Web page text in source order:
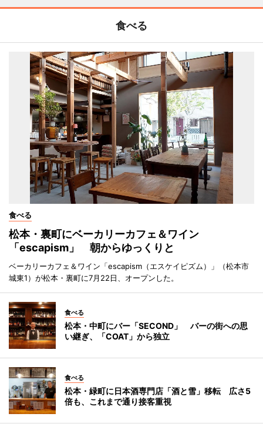
食べる
食べる
松本・裏町にベーカリーカフェ＆ワイン
「escapism」 朝からゆっくりと
ベーカリーカフェ＆ワイン「escapism（エスケイピズム）」（松本市
城東1）が松本・裏町に7月22日、オープンした。
食べる
松本・中町にバー「SECOND」 バーの街への思
い継ぎ、「COAT」から独立
食べる
松本・緑町に日本酒専門店「酒と雪」移転 広さ5
倍も、これまで通り接客重視